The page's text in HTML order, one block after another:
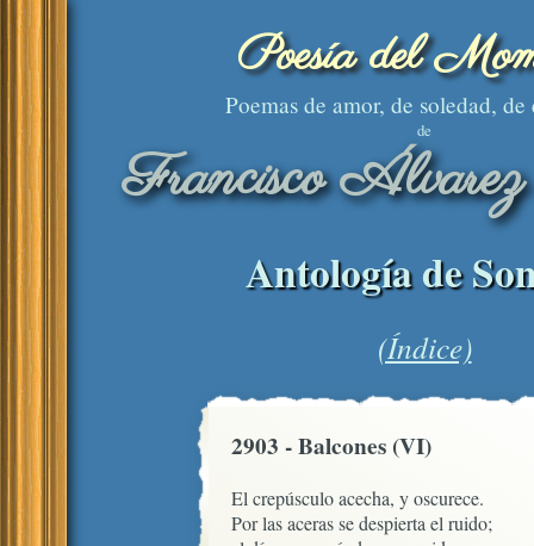
Poesía del
Poemas de amor, de soledad, de
de
Francisco
Antología de
(Índice)
2903 - Balcones (VI)
El crepúsculo acecha, y oscurece.
Por las aceras se despierta el ruido;